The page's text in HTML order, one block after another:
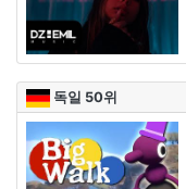
독일 50위